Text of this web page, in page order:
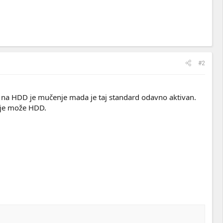
#2
HDD je mučenje mada je taj standard odavno aktivan.
može HDD.